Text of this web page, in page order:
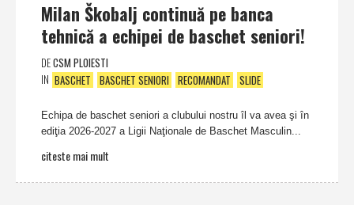
Milan Škobalj continuă pe banca
tehnică a echipei de baschet seniori!
DECSM PLOIESTI
IN BASCHET BASCHET SENIORI RECOMANDAT SLIDE
Echipa de baschet seniori a clubului nostru îl va avea şi în
ediţia 2026-2027 a Ligii Naţionale de Baschet Masculin...
citeste mai mult